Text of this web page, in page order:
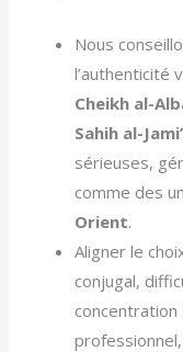
Nous
l’authenticité
Cheikh al-
Sahih al-Jami’
sérieuses,
comme des
Orient.
Aligner le
conjugal,